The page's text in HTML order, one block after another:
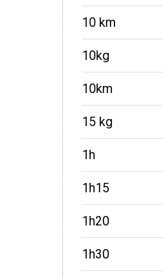
10 km
10kg
10km
15 kg
1h
1h15
1h20
1h30